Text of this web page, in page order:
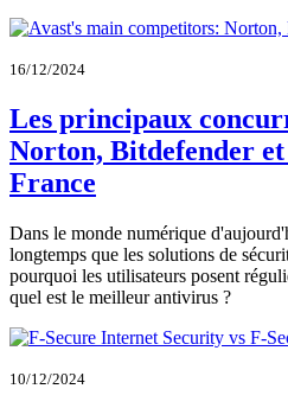
16/12/2024
Les principaux
Norton, Bitdefender
France
Dans le monde numérique
longtemps que les solutions de
pourquoi les utilisateurs posent
quel est le meilleur antivirus ?
10/12/2024